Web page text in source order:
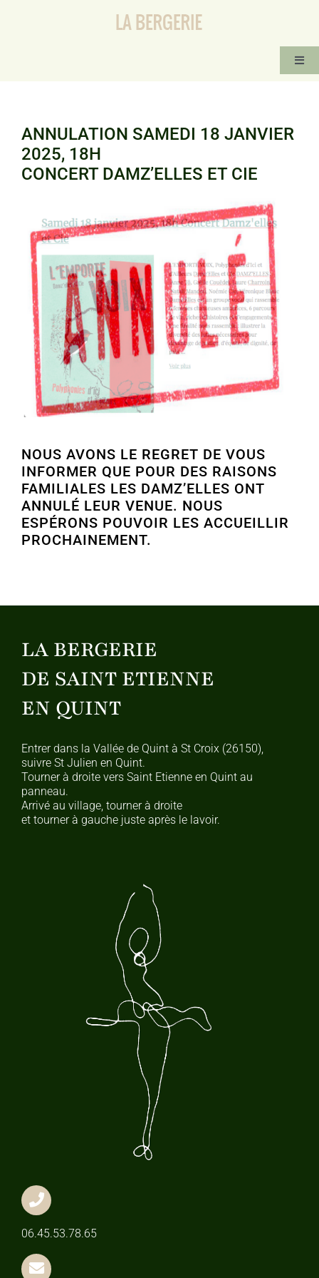
CONTACT-IMPROVISATION
TANGO ARGENTIN
INFOS PRATIQUES
LOGEMENTS
ANNULATION SAMEDI 18 JANVIER
2025, 18H
CONCERT DAMZ’ELLES ET CIE
l'image
agrandie
NOUS AVONS LE REGRET DE VOUS
INFORMER QUE POUR DES RAISONS
FAMILIALES LES DAMZ’ELLES ONT
ANNULÉ LEUR VENUE. NOUS
ESPÉRONS POUVOIR LES ACCUEILLIR
PROCHAINEMENT.
LA BERGERIE
DE SAINT ETIENNE
EN QUINT
Entrer dans la Vallée de Quint à St Croix (26150),
suivre St Julien en Quint.
Tourner à droite vers Saint Etienne en Quint au
panneau.
Arrivé au village, tourner à droite
et tourner à gauche juste après le lavoir.
06.45.53.78.65